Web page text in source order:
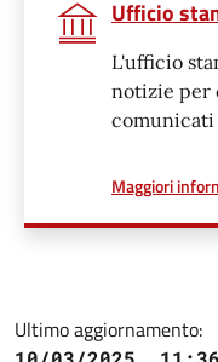
Ufficio
L'ufficio
notizie per
comunicati
Maggiori
Ultimo aggiornamento: